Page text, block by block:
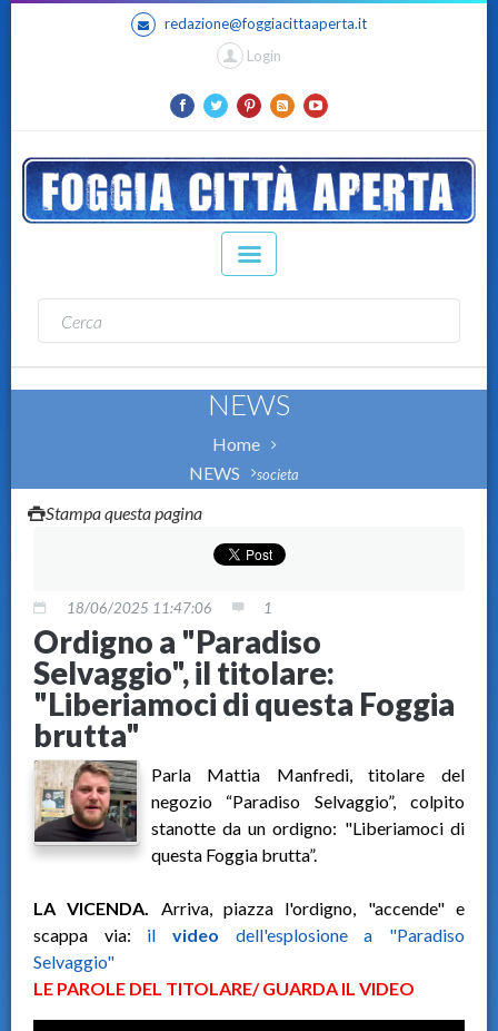
redazione@foggiacittaaperta.it
Login
NEWS
Home
NEWS
societa
Stampa questa pagina
18/06/2025 11:47:06 1
Ordigno a "Paradiso
Selvaggio", il titolare:
"Liberiamoci di questa Foggia
brutta"
Parla Mattia Manfredi, titolare del
negozio “Paradiso Selvaggio”, colpito
stanotte da un ordigno: "Liberiamoci di
questa Foggia brutta”.
LA VICENDA. Arriva, piazza l'ordigno, "accende" e
scappa via: ilvideo dell'esplosione a "Paradiso
Selvaggio"
LE PAROLE DEL TITOLARE/ GUARDA IL VIDEO